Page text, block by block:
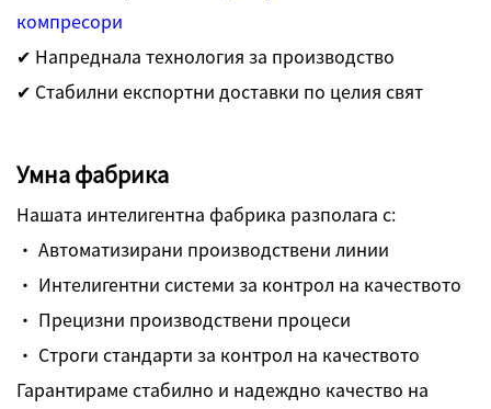
компресори
✔ Напреднала технология за производство
✔ Стабилни експортни доставки по целия свят
Умна фабрика
Нашата интелигентна фабрика разполага с:
· Автоматизирани производствени линии
· Интелигентни системи за контрол на качеството
· Прецизни производствени процеси
· Строги стандарти за контрол на качеството
Гарантираме стабилно и надеждно качество на